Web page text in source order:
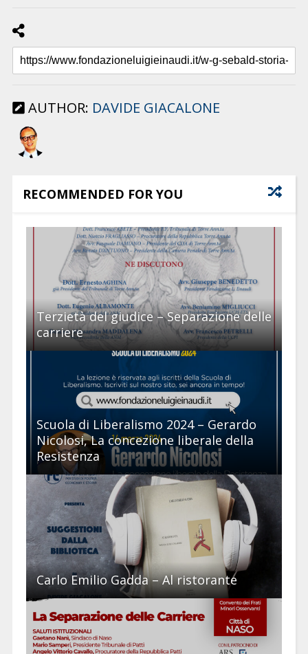
AUTHOR: DAVIDE GIACALONE
RECOMMENDED FOR YOU
Terzietà del giudice – Separazione delle
carriere
Scuola di Liberalismo 2024 – Gerardo
Nicolosi, La concezione liberale della
Resistenza
Carlo Emilio Gadda – Al ristorante